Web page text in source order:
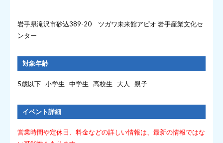
岩手県滝沢市砂込389-20 ツガワ未来館アピオ 岩手産業文化セ
ンター
対象年齢
5歳以下 小学生 中学生 高校生 大人 親子
イベント詳細
営業時間や定休日、料金などの詳しい情報は、最新の情報ではな